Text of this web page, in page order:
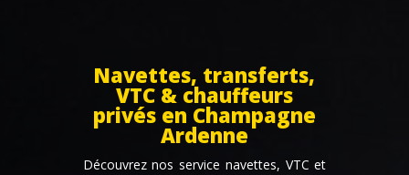
Navettes, transferts,
VTC & chauffeurs
privés en Champagne
Ardenne
Découvrez nos service navettes, VTC et